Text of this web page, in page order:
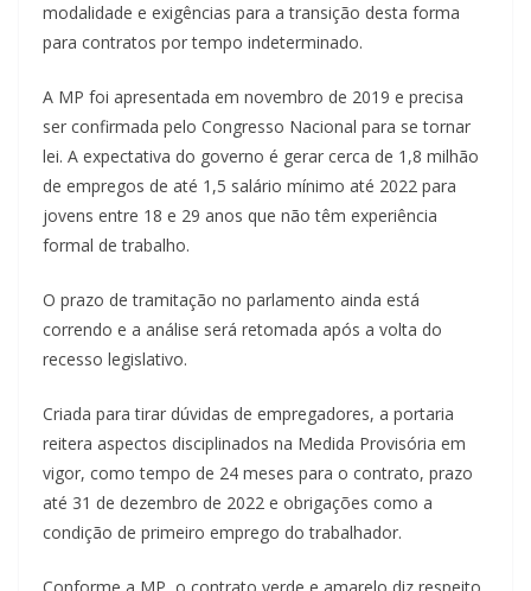
modalidade e exigências para a transição desta forma
para contratos por tempo indeterminado.
A MP foi apresentada em novembro de 2019 e precisa
ser confirmada pelo Congresso Nacional para se tornar
lei. A expectativa do governo é gerar cerca de 1,8 milhão
de empregos de até 1,5 salário mínimo até 2022 para
jovens entre 18 e 29 anos que não têm experiência
formal de trabalho.
O prazo de tramitação no parlamento ainda está
correndo e a análise será retomada após a volta do
recesso legislativo.
Criada para tirar dúvidas de empregadores, a portaria
reitera aspectos disciplinados na Medida Provisória em
vigor, como tempo de 24 meses para o contrato, prazo
até 31 de dezembro de 2022 e obrigações como a
condição de primeiro emprego do trabalhador.